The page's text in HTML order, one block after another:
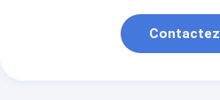
Contactez